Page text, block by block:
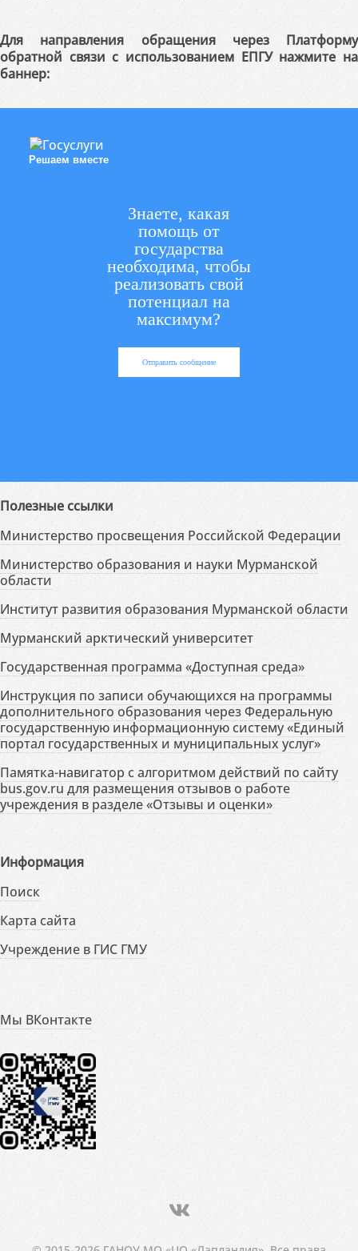
Для направления обращения через Платформу
обратной связи с использованием ЕПГУ нажмите на
баннер:
Решаем вместе
Знаете, какая
помощь от
государства
необходима, чтобы
реализовать свой
потенциал на
максимум?
Отправить сообщение
Полезные ссылки
Министерство просвещения Российской Федерации
Министерство образования и науки Мурманской
области
Институт развития образования Мурманской области
Мурманский арктический университет
Государственная программа «Доступная среда»
Инструкция по записи обучающихся на программы
дополнительного образования через Федеральную
государственную информационную систему «Единый
портал государственных и муниципальных услуг»
Памятка-навигатор с алгоритмом действий по сайту
bus.gov.ru для размещения отзывов о работе
учреждения в разделе «Отзывы и оценки»
Информация
Поиск
Карта сайта
Учреждение в ГИС ГМУ
Мы ВКонтакте